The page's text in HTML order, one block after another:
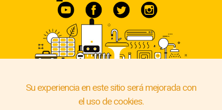
Su experiencia en este sitio será mejorada con
el uso de cookies.